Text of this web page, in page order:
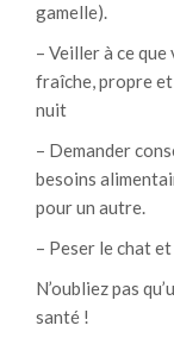
gamelle).
– Veiller à ce
fraîche, propre et
nuit
– Demander
besoins
pour un autre.
– Peser le chat
N’oubliez pas
santé !